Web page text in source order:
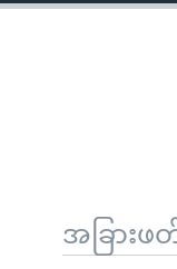
အ
အခြားဖ